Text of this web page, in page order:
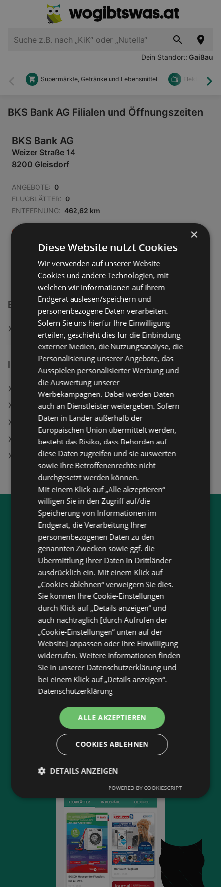
Dein Standort: Gaißau
Zurück
Supermärkte, Getränke und Lebensmittel Elektronik
BKS Bank AG Filialen und Öffnungszeiten
BKS Bank AG
Weizer Straße 14
8200 Gleisdorf
ANGEBOTE: 0
FLUGBLÄTTER: 0
ENTFERNUNG: 462,62 km
Geschlossen
Montag - Freitag
08:00-12:30 Uhr
13:30
16:00 Uhr
BKS Bank AG Filialen in:
BKS Bank AG in Gleisdorf
Interessantes auf wogibtswas.at
hagebaumarkt Filialen in Kammern
Sport-Schuhe Stepfleex Angebote
PENNY in Hartberg
ISY Lightning-Kabel, 1m (IUC 2001)
SPORT 2000 Lieb Markt Filialen in Birkfeld
Jetzt unserewogibtswas.at
App runterladen:
Filtere nach Branchen und stöbere in Produkten
und Flugblättern
Plane deinen Einkauf mit unserem Merkzettel
Lasse dich benachrichtigen, wenn es neue
Flugblätter gibt
Neu in der Stadt? Auf unserer Karte findest du
alle Anbieter in deiner Nähe.
App-Bewertung
4,4
11 800 Bewertungen
×
Diese Website nutzt Cookies
Wir verwenden auf unserer Website
Cookies und andere Technologien, mit
welchen wir Informationen auf Ihrem
Endgerät auslesen/speichern und
personenbezogene Daten verarbeiten.
Sofern Sie uns hierfür Ihre Einwilligung
erteilen, geschieht dies für die Einbindung
externer Medien, die Nutzungsanalyse, die
Personalisierung unserer Angebote, das
Ausspielen personalisierter Werbung und
die Auswertung unserer
Werbekampagnen. Dabei werden Daten
auch an Dienstleister weitergeben. Sofern
Daten in Länder außerhalb der
Europäischen Union übermittelt werden,
besteht das Risiko, dass Behörden auf
diese Daten zugreifen und sie auswerten
sowie Ihre Betroffenenrechte nicht
durchgesetzt werden können.
Mit einem Klick auf „Alle akzeptieren“
willigen Sie in den Zugriff auf/die
Speicherung von Informationen im
Endgerät, die Verarbeitung Ihrer
personenbezogenen Daten zu den
genannten Zwecken sowie ggf. die
Übermittlung Ihrer Daten in Drittländer
ausdrücklich ein. Mit einem Klick auf
„Cookies ablehnen“ verweigern Sie dies.
Sie können Ihre Cookie-Einstellungen
durch Klick auf „Details anzeigen“ und
auch nachträglich [durch Aufrufen der
„Cookie-Einstellungen“ unten auf der
Website] anpassen oder Ihre Einwilligung
widerrufen. Weitere Informationen finden
Sie in unserer Datenschutzerklärung und
bei einem Klick auf „Details anzeigen“.
Datenschutzerklärung
ALLE AKZEPTIEREN
COOKIES ABLEHNEN
DETAILS ANZEIGEN
POWERED BY COOKIESCRIPT